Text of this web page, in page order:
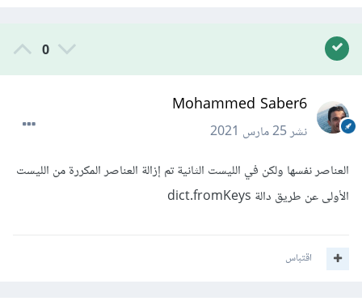
0
Mohammed Saber6
نشر25 مارس 2021
العناصر نفسها ولكن في الليست الثانية تم إزالة العناصر المكررة من الليست
الأولى عن طريق دالة dict.fromKeys
اقتباس